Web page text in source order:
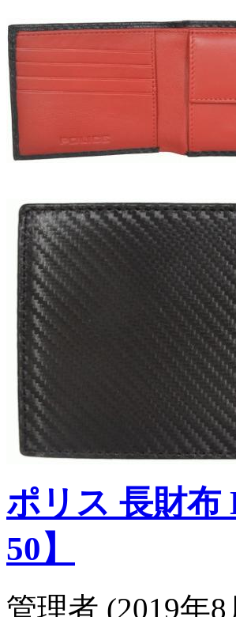
ポリス 長財布
50】
管理者 (2019年